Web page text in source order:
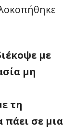
με
μη
τη
πάει σε μια